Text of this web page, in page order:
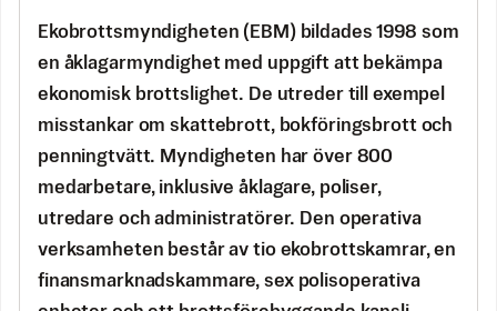
Ekobrottsmyndigheten (EBM) bildades 1998 som
en åklagarmyndighet med uppgift att bekämpa
ekonomisk brottslighet. De utreder till exempel
misstankar om skattebrott, bokföringsbrott och
penningtvätt. Myndigheten har över 800
medarbetare, inklusive åklagare, poliser,
utredare och administratörer. Den operativa
verksamheten består av tio ekobrottskamrar, en
finansmarknadskammare, sex polisoperativa